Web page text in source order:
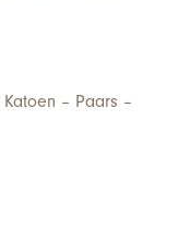
– Paars –